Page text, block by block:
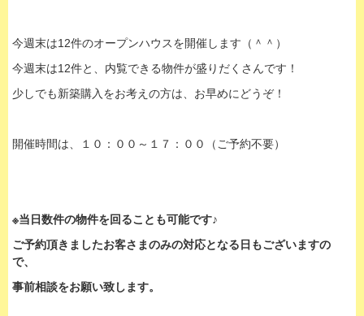
今週末は12件のオープンハウスを開催します（＾＾）
今週末は12件と、内覧できる物件が盛りだくさんです！
少しでも新築購入をお考えの方は、お早めにどうぞ！
開催時間は、１０：００～１７：００（ご予約不要）
※当日数件の物件を回ることも可能です♪
ご予約頂きましたお客さまのみの対応となる日もございますの
で、
事前相談をお願い致します。